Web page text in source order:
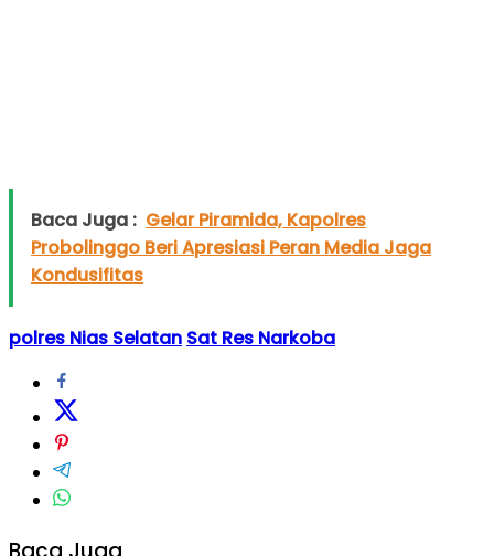
Baca Juga : Gelar Piramida, Kapolres
Probolinggo Beri Apresiasi Peran Media Jaga
Kondusifitas
polres Nias Selatan Sat Res Narkoba